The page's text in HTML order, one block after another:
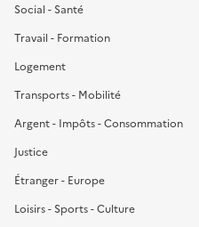
Social - Santé
Travail - Formation
Logement
Transports - Mobilité
Argent - Impôts - Consommation
Justice
Étranger - Europe
Loisirs - Sports - Culture